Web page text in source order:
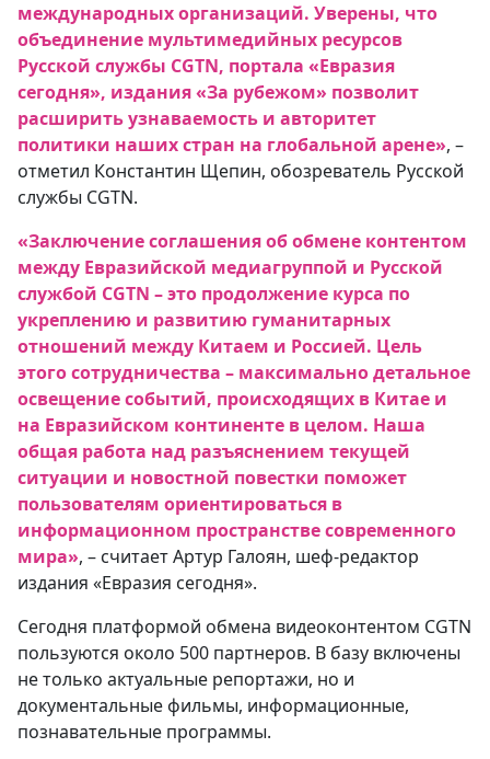
международных организаций. Уверены, что
объединение мультимедийных ресурсов
Русской службы CGTN, портала «Евразия
сегодня», издания «За рубежом» позволит
расширить узнаваемость и авторитет
политики наших стран на глобальной арене», –
отметил Константин Щепин, обозреватель Русской
службы CGTN.
«Заключение соглашения об обмене контентом
между Евразийской медиагруппой и Русской
службой CGTN – это продолжение курса по
укреплению и развитию гуманитарных
отношений между Китаем и Россией. Цель
этого сотрудничества – максимально детальное
освещение событий, происходящих в Китае и
на Евразийском континенте в целом. Наша
общая работа над разъяснением текущей
ситуации и новостной повестки поможет
пользователям ориентироваться в
информационном пространстве современного
мира», – считает Артур Галоян, шеф-редактор
издания «Евразия сегодня».
Сегодня платформой обмена видеоконтентом CGTN
пользуются около 500 партнеров. В базу включены
не только актуальные репортажи, но и
документальные фильмы, информационные,
познавательные программы.